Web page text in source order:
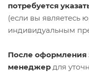
потребуется
(если вы являетесь
индивидуальным
После оформления
менеджер для